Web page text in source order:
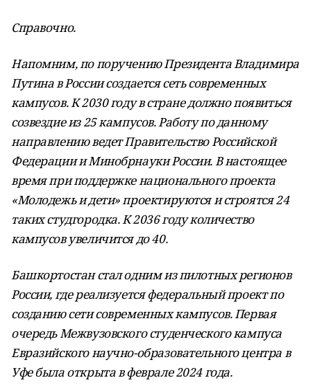
Справочно.
Напомним, по поручению Президента Владимира
Путина в России создается сеть современных
кампусов. К 2030 году в стране должно появиться
созвездие из 25 кампусов. Работу по данному
направлению ведет Правительство Российской
Федерации и Минобрнауки России. В настоящее
время при поддержке национального проекта
«Молодежь и дети» проектируются и строятся 24
таких студгородка. К 2036 году количество
кампусов увеличится до 40.
Башкортостан стал одним из пилотных регионов
России, где реализуется федеральный проект по
созданию сети современных кампусов. Первая
очередь Межвузовского студенческого кампуса
Евразийского научно-образовательного центра в
Уфе была открыта в феврале 2024 года.